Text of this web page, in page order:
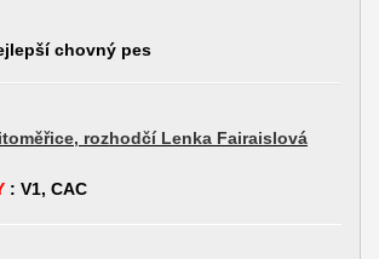
chovný pes
rozhodčí Lenka Fairaislová
: V1, CAC